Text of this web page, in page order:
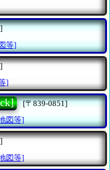
等]
]
[〒839-0851]
図等]
図等]